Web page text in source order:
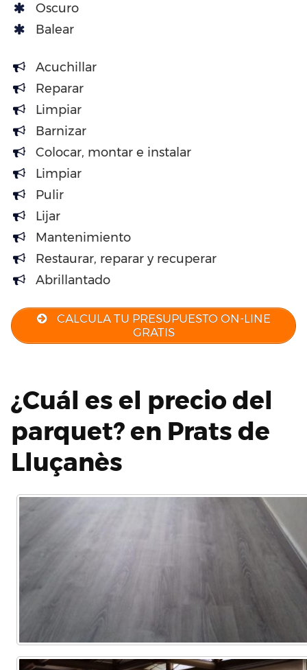
Oscuro
Balear
Acuchillar
Reparar
Limpiar
Barnizar
Colocar, montar e instalar
Limpiar
Pulir
Lijar
Mantenimiento
Restaurar, reparar y recuperar
Abrillantado
CALCULA TU PRESUPUESTO ON-LINE
GRATIS
¿Cuál es el precio del
parquet? en Prats de
Lluçanès